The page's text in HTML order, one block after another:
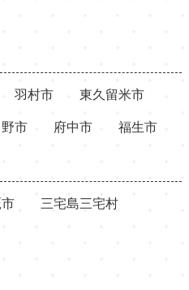
羽村市 東久留米市
野市 府中市 福生市
三宅島三宅村